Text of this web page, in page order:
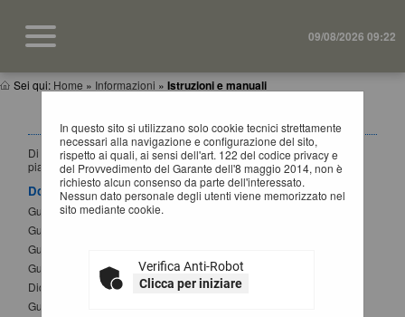
09/08/2026 09:22
Sei qui: Home » Informazioni » Istruzioni e manuali
In questo sito si utilizzano solo cookie tecnici strettamente
necessari alla navigazione e configurazione del sito,
rispetto ai quali, ai sensi dell'art. 122 del codice privacy e
del Provvedimento del Garante dell'8 maggio 2014, non è
richiesto alcun consenso da parte dell'interessato.
Nessun dato personale degli utenti viene memorizzato nel
sito mediante cookie.
Verifica Anti-Robot
Clicca per iniziare
ISTRUZIONI E MANUALI
Di seguito si riportano i manuali di supporto per operare con la
piattaforma telematica dell'Ente.
Documenti
Guida per la registrazione al portale
Guida alla presentazione di un'offerta
Guida alla presentazione di Affidamenti Diretti
Guida iscrizione agli elenchi operatori economici
Dichiarazione sostitutiva atto notorio modifica SPID
Guida alla compilazione del DGUE elettronico